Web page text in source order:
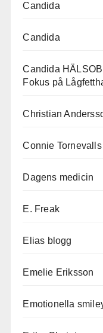
Candida
Candida
Candida
Fokus på
Christian
Connie
Dagens medicin
E. Freak
Elias blogg
Emelie Eriksson
Emotionella